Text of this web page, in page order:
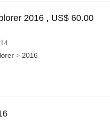
2016 , US$ 60.00
> 2016